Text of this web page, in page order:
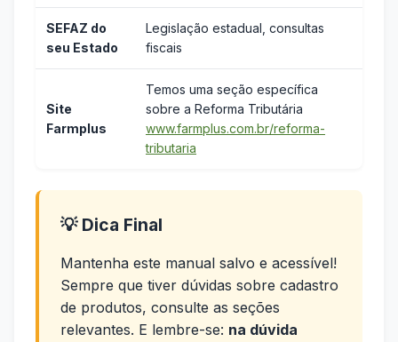
SEFAZ do
seu Estado
Legislação estadual, consultas
fiscais
Site
Farmplus
Temos uma seção específica
sobre a Reforma Tributária
www.farmplus.com.br/reforma-
tributaria
💡 Dica Final
Mantenha este manual salvo e acessível!
Sempre que tiver dúvidas sobre cadastro
de produtos, consulte as seções
relevantes. E lembre-se: na dúvida